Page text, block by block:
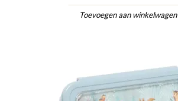
Toevoegen aan winkelwagen